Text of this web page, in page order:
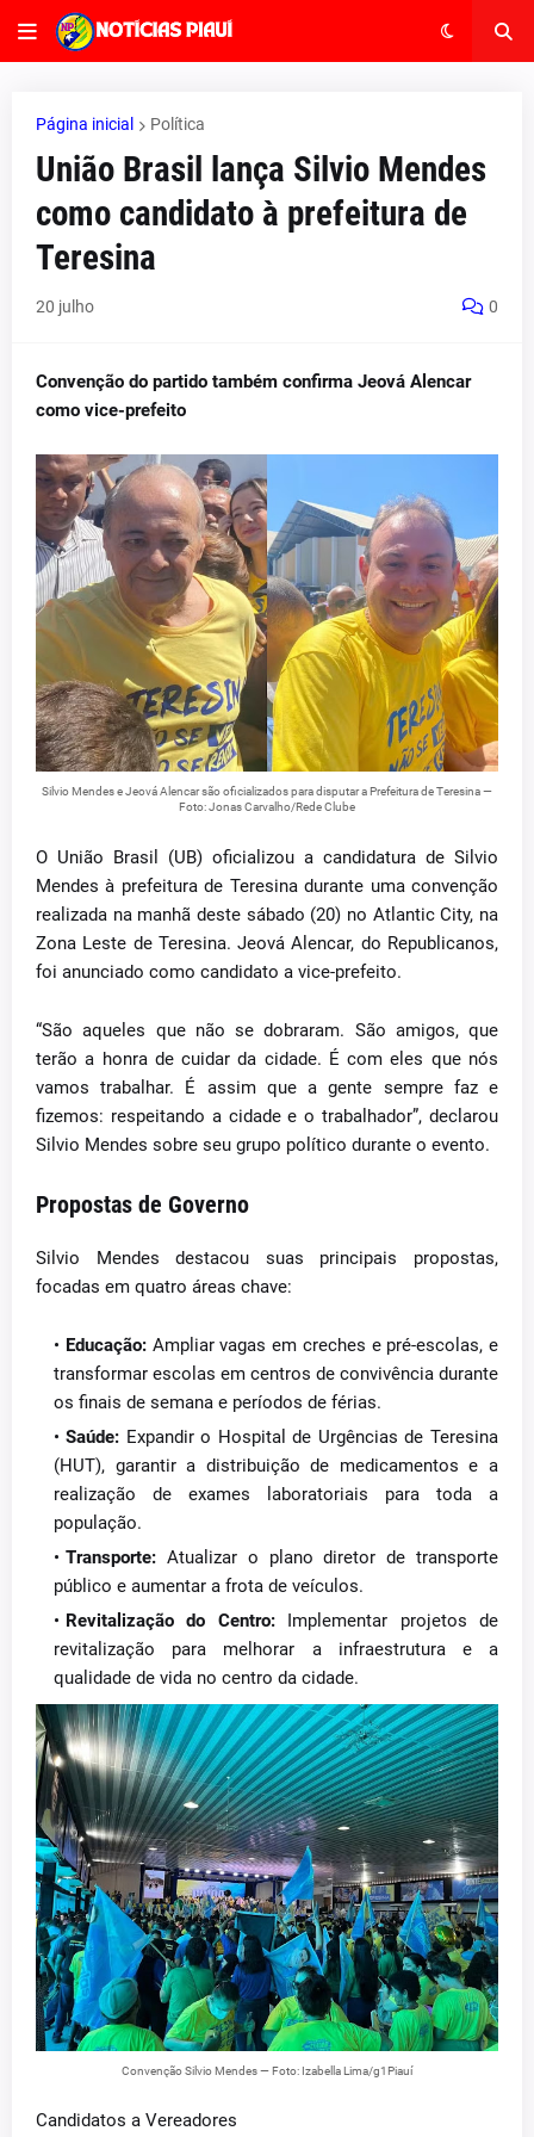
Página inicial Política
União Brasil lança Silvio Mendes
como candidato à prefeitura de
Teresina
20 julho 0
Convenção do partido também confirma Jeová Alencar
como vice-prefeito
Silvio Mendes e Jeová Alencar são oficializados para disputar a Prefeitura de Teresina —
Foto: Jonas Carvalho/Rede Clube
O União Brasil (UB) oficializou a candidatura de Silvio
Mendes à prefeitura de Teresina durante uma convenção
realizada na manhã deste sábado (20) no Atlantic City, na
Zona Leste de Teresina. Jeová Alencar, do Republicanos,
foi anunciado como candidato a vice-prefeito.
“São aqueles que não se dobraram. São amigos, que
terão a honra de cuidar da cidade. É com eles que nós
vamos trabalhar. É assim que a gente sempre faz e
fizemos: respeitando a cidade e o trabalhador”, declarou
Silvio Mendes sobre seu grupo político durante o evento.
Propostas de Governo
Silvio Mendes destacou suas principais propostas,
focadas em quatro áreas chave:
Educação: Ampliar vagas em creches e pré-escolas, e
transformar escolas em centros de convivência durante
os finais de semana e períodos de férias.
Saúde: Expandir o Hospital de Urgências de Teresina
(HUT), garantir a distribuição de medicamentos e a
realização de exames laboratoriais para toda a
população.
Transporte: Atualizar o plano diretor de transporte
público e aumentar a frota de veículos.
Revitalização do Centro:Implementar projetos de
revitalização para melhorar a infraestrutura e a
qualidade de vida no centro da cidade.
Convenção Silvio Mendes — Foto: Izabella Lima/g1Piauí
Candidatos a Vereadores